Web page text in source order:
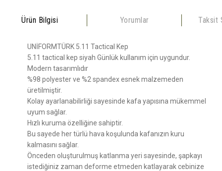
Ürün Bilgisi Yorumlar Taksit
UNİFORMTÜRK 5.11 Tactical Kep
5.11 tactical kep siyah Günlük kullanım için uygundur.
Modern tasarımlıdır
%98 polyester ve %2 spandex esnek malzemeden
üretilmiştir.
Kolay ayarlanabilirliği sayesinde kafa yapısına mükemmel
uyum sağlar.
Hızlı kuruma özelliğine sahiptir.
Bu sayede her türlü hava koşulunda kafanızın kuru
kalmasını sağlar.
Önceden oluşturulmuş katlanma yeri sayesinde, şapkayı
istediğiniz zaman deforme etmeden katlayarak cebinize